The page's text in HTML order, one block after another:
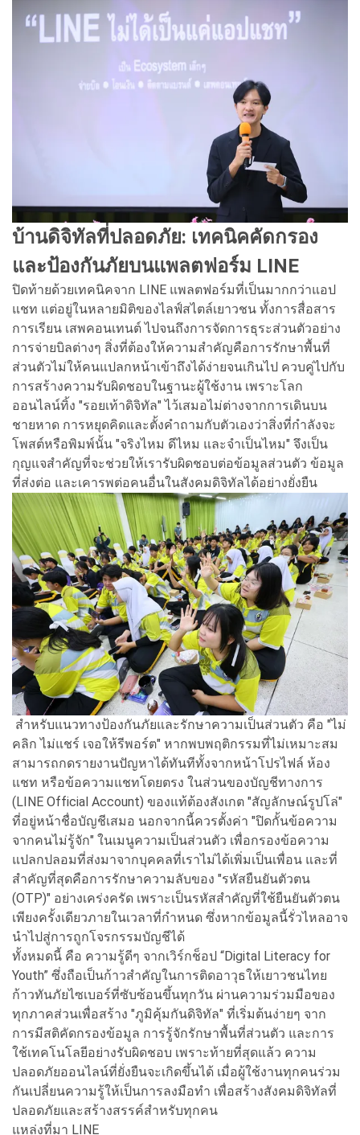
บ้านดิจิทัลที่ปลอดภัย: เทคนิคคัดกรอง
และป้องกันภัยบนแพลตฟอร์ม LINE
ปิดท้ายด้วยเทคนิคจาก LINE แพลตฟอร์มที่เป็นมากกว่าแอป
แชท แต่อยู่ในหลายมิติของไลฟ์สไตล์เยาวชน ทั้งการสื่อสาร
การเรียน เสพคอนเทนต์ ไปจนถึงการจัดการธุระส่วนตัวอย่าง
การจ่ายบิลต่างๆ สิ่งที่ต้องให้ความสำคัญคือการรักษาพื้นที่
ส่วนตัวไม่ให้คนแปลกหน้าเข้าถึงได้ง่ายจนเกินไป ควบคู่ไปกับ
การสร้างความรับผิดชอบในฐานะผู้ใช้งาน เพราะโลก
ออนไลน์ทิ้ง "รอยเท้าดิจิทัล" ไว้เสมอไม่ต่างจากการเดินบน
ชายหาด การหยุดคิดและตั้งคำถามกับตัวเองว่าสิ่งที่กำลังจะ
โพสต์หรือพิมพ์นั้น "จริงไหม ดีไหม และจำเป็นไหม" จึงเป็น
กุญแจสำคัญที่จะช่วยให้เรารับผิดชอบต่อข้อมูลส่วนตัว ข้อมูล
ที่ส่งต่อ และเคารพต่อคนอื่นในสังคมดิจิทัลได้อย่างยั่งยืน
สำหรับแนวทางป้องกันภัยและรักษาความเป็นส่วนตัว คือ "ไม่
คลิก ไม่แชร์ เจอให้รีพอร์ต" หากพบพฤติกรรมที่ไม่เหมาะสม
สามารถกดรายงานปัญหาได้ทันทีทั้งจากหน้าโปรไฟล์ ห้อง
แชท หรือข้อความแชทโดยตรง ในส่วนของบัญชีทางการ
(LINE Official Account) ของแท้ต้องสังเกต "สัญลักษณ์รูปโล่"
ที่อยู่หน้าชื่อบัญชีเสมอ นอกจากนี้ควรตั้งค่า "ปิดกั้นข้อความ
จากคนไม่รู้จัก" ในเมนูความเป็นส่วนตัว เพื่อกรองข้อความ
แปลกปลอมที่ส่งมาจากบุคคลที่เราไม่ได้เพิ่มเป็นเพื่อน และที่
สำคัญที่สุดคือการรักษาความลับของ "รหัสยืนยันตัวตน
(OTP)" อย่างเคร่งครัด เพราะเป็นรหัสสำคัญที่ใช้ยืนยันตัวตน
เพียงครั้งเดียวภายในเวลาที่กำหนด ซึ่งหากข้อมูลนี้รั่วไหลอาจ
นำไปสู่การถูกโจรกรรมบัญชีได้
ทั้งหมดนี้ คือ ความรู้ดีๆ จากเวิร์กช็อป “Digital Literacy for
Youth” ซึ่งถือเป็นก้าวสำคัญในการติดอาวุธให้เยาวชนไทย
ก้าวทันภัยไซเบอร์ที่ซับซ้อนขึ้นทุกวัน ผ่านความร่วมมือของ
ทุกภาคส่วนเพื่อสร้าง "ภูมิคุ้มกันดิจิทัล" ที่เริ่มต้นง่ายๆ จาก
การมีสติคัดกรองข้อมูล การรู้จักรักษาพื้นที่ส่วนตัว และการ
ใช้เทคโนโลยีอย่างรับผิดชอบ เพราะท้ายที่สุดแล้ว ความ
ปลอดภัยออนไลน์ที่ยั่งยืนจะเกิดขึ้นได้ เมื่อผู้ใช้งานทุกคนร่วม
กันเปลี่ยนความรู้ให้เป็นการลงมือทำ เพื่อสร้างสังคมดิจิทัลที่
ปลอดภัยและสร้างสรรค์สำหรับทุกคน
แหล่งที่มา LINE